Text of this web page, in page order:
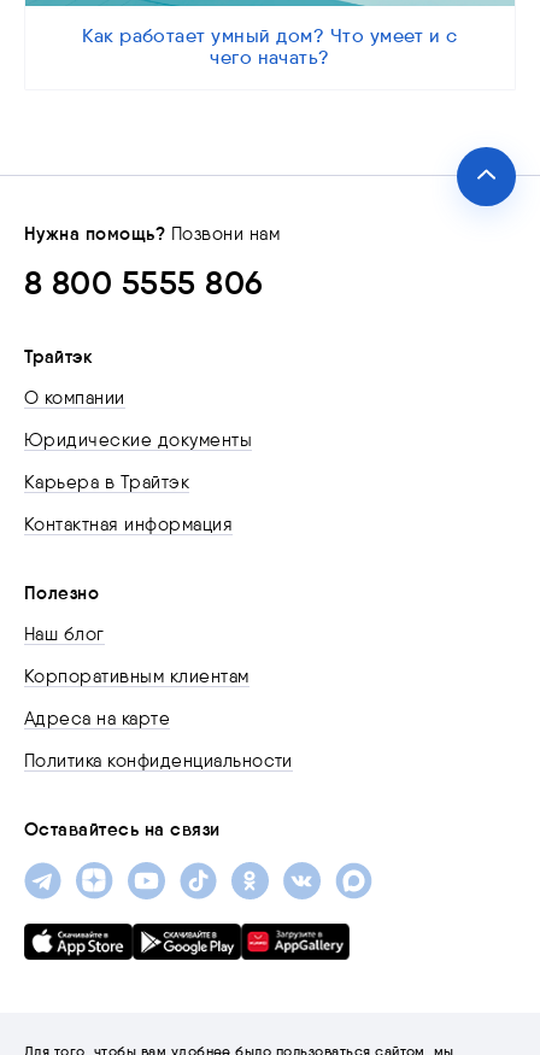
Как работает умный дом? Что умеет и с
чего начать?
Нужна помощь? Позвони нам
8 800 5555 806
Трайтэк
О компании
Юридические документы
Карьера в Трайтэк
Контактная информация
Полезно
Наш блог
Корпоративным клиентам
Адреса на карте
Политика конфиденциальности
Оставайтесь на связи
Для того, чтобы вам удобнее было пользоваться сайтом, мы